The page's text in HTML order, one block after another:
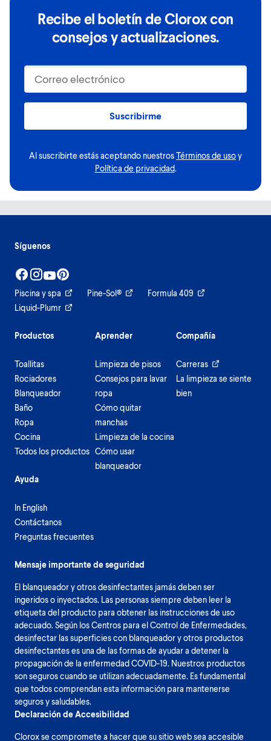
Recibe el boletín de Clorox con
consejos y actualizaciones.
Suscribirme
Al suscribirte estás aceptando nuestrosTérminos de usoy
Política de privacidad.
Síguenos
Piscina y spa Pine-Sol®
Formula 409
Liquid-Plumr
Productos
Toallitas
Rociadores
Blanqueador
Baño
Ropa
Cocina
Todos los productos
Aprender
Limpieza de pisos
Consejos para lavar
ropa
Cómo quitar
manchas
Limpieza de la cocina
Cómo usar
blanqueador
Compañía
Carreras
La limpieza se siente
bien
Ayuda
In English
Contáctanos
Preguntas frecuentes
Mensaje importante de seguridad
El blanqueador y otros desinfectantes jamás deben ser
ingeridos o inyectados. Las personas siempre deben leer la
etiqueta del producto para obtener las instrucciones de uso
adecuado. Según los Centros para el Control de Enfermedades,
desinfectar las superficies con blanqueador y otros productos
desinfectantes es una de las formas de ayudar a detener la
propagación de la enfermedad COVID-19. Nuestros productos
son seguros cuando se utilizan adecuadamente. Es fundamental
que todos comprendan esta información para mantenerse
seguros y saludables.
Declaración de Accesibilidad
Clorox se compromete a hacer que su sitio web sea accesible